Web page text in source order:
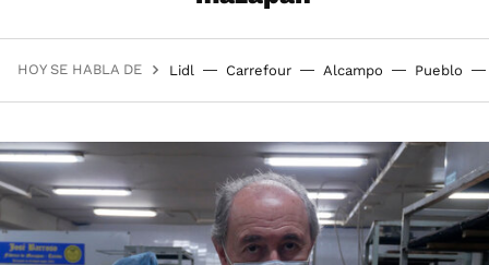
HOY SE HABLA DE Lidl Carrefour Alcampo Pueblo